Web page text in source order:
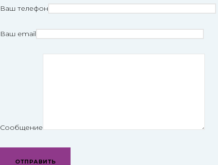
Ваш телефон
Ваш email
Сообщение